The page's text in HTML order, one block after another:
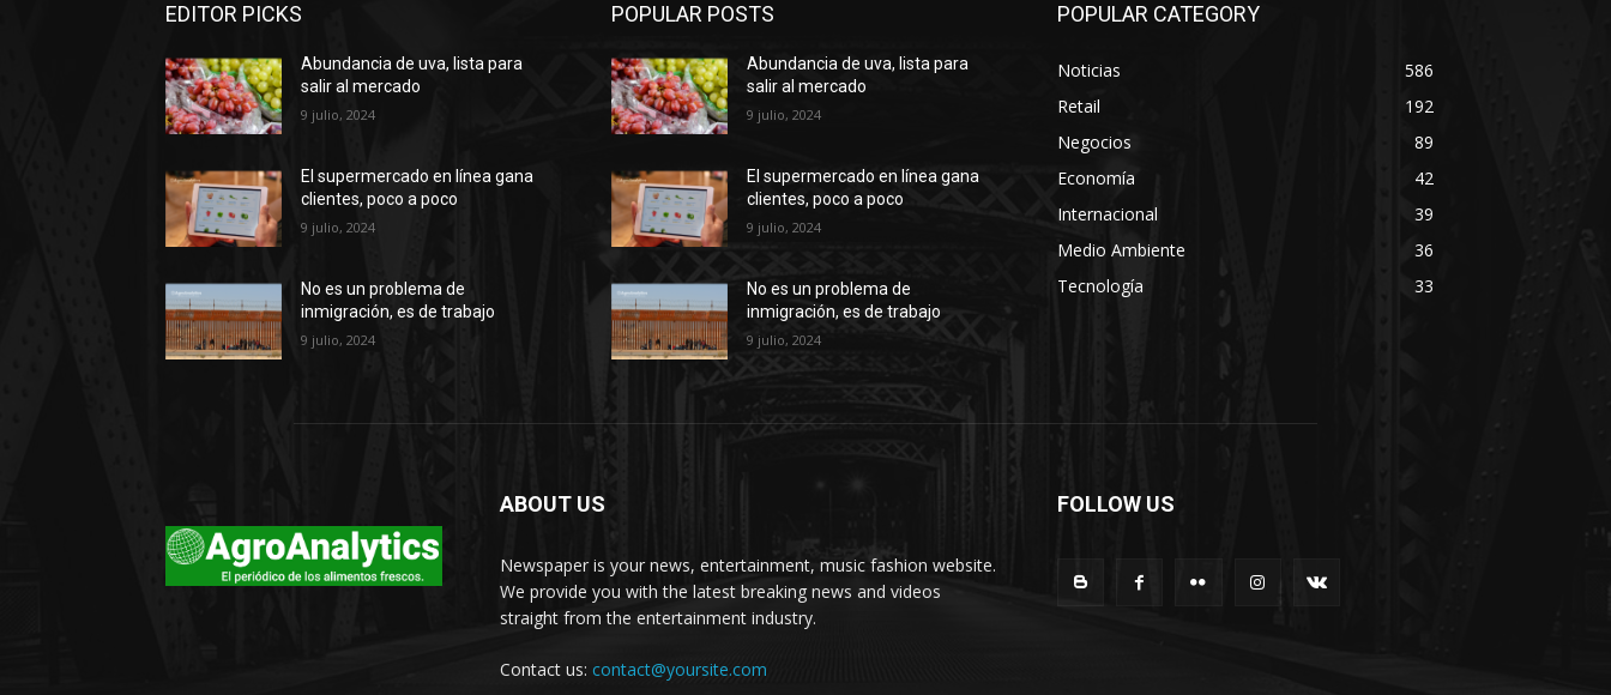
EDITOR PICKS
Abundancia de uva, lista para
salir al mercado
9 julio, 2024
El supermercado en línea gana
clientes, poco a poco
9 julio, 2024
No es un problema de
inmigración, es de trabajo
9 julio, 2024
POPULAR POSTS
Abundancia de uva, lista para
salir al mercado
9 julio, 2024
El supermercado en línea gana
clientes, poco a poco
9 julio, 2024
No es un problema de
inmigración, es de trabajo
9 julio, 2024
POPULAR CATEGORY
Noticias
586
Retail
192
Negocios
89
Economía
42
Internacional
39
Medio Ambiente
36
Tecnología
33
ABOUT US
Newspaper is your news, entertainment, music fashion website.
We provide you with the latest breaking news and videos
straight from the entertainment industry.
Contact us: contact@yoursite.com
FOLLOW US